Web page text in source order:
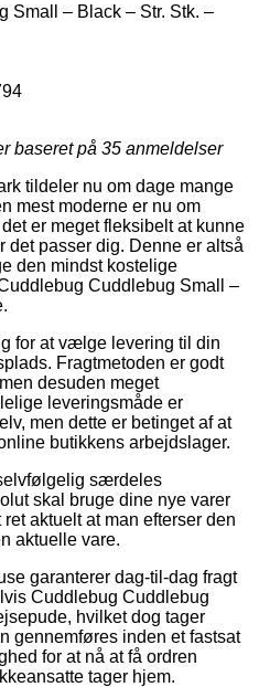
Small – Black – Str. Stk. –
baseret på 35 anmeldelser
tildeler nu om dage mange
mest moderne er nu om
er meget fleksibelt at kunne
passer dig. Denne er altså
den mindst kostelige
Cuddlebug Small –
for at vælge levering til din
Fragtmetoden er godt
desuden meget
leveringsmåde er
men dette er betinget af at
butikkens arbejdslager.
særdeles
skal bruge dine nye varer
aktuelt at man efterser den
aktuelle vare.
garanterer dag-til-dag fragt
Cuddlebug Cuddlebug
hvilket dog tager
gennemføres inden et fastsat
for at nå at få ordren
tager hjem.